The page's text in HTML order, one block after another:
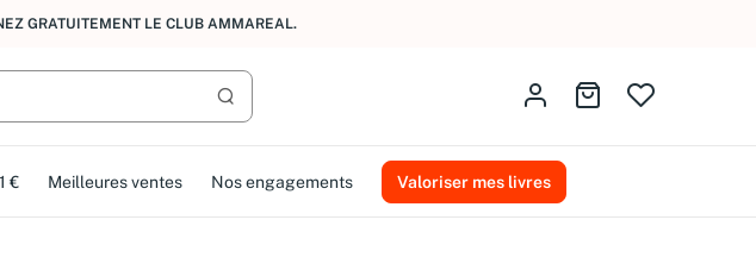
GRATUITEMENT LE CLUB AMMAREAL.
Lancer la recherche
Identifiez-vousAller au panier
€ Meilleures ventes Nos engagements Valoriser mes livres